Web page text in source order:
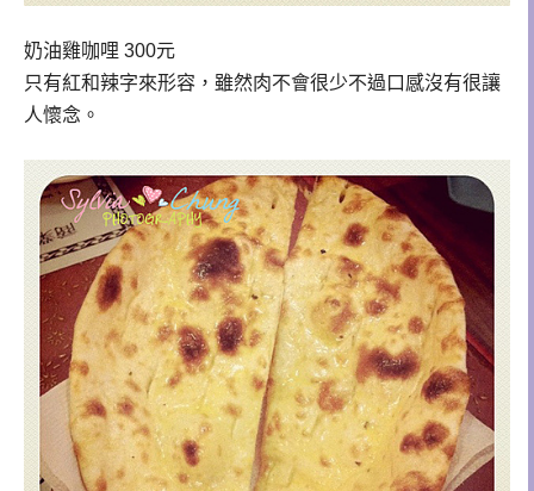
奶油雞咖哩 300元
只有紅和辣字來形容，雖然肉不會很少不過口感沒有很讓
人懷念。